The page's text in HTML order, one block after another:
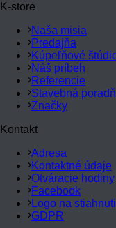
K-store
Naša misia
Predajňa
Kúpeľňové
Náš príbeh
Referencie
Stavebná
Značky
Kontakt
Adresa
Kontaktné údaje
Otváracie hodiny
Facebook
Logo na
GDPR